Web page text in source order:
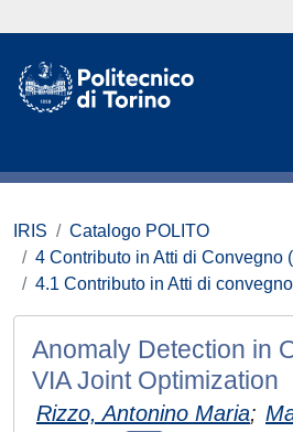
IRIS
Catalogo POLITO
4 Contributo in Atti di Convegno
4.1 Contributo in Atti di convegno
Anomaly Detection in
VIA Joint Optimization
Rizzo, Antonino Maria;